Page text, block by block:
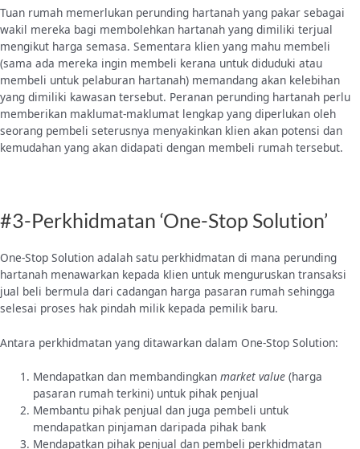
Tuan rumah memerlukan perunding hartanah yang pakar sebagai
wakil mereka bagi membolehkan hartanah yang dimiliki terjual
mengikut harga semasa. Sementara klien yang mahu membeli
(sama ada mereka ingin membeli kerana untuk diduduki atau
membeli untuk pelaburan hartanah) memandang akan kelebihan
yang dimiliki kawasan tersebut. Peranan perunding hartanah perlu
memberikan maklumat-maklumat lengkap yang diperlukan oleh
seorang pembeli seterusnya menyakinkan klien akan potensi dan
kemudahan yang akan didapati dengan membeli rumah tersebut.
#3-Perkhidmatan ‘One-Stop Solution’
One-Stop Solution adalah satu perkhidmatan di mana perunding
hartanah menawarkan kepada klien untuk menguruskan transaksi
jual beli bermula dari cadangan harga pasaran rumah sehingga
selesai proses hak pindah milik kepada pemilik baru.
Antara perkhidmatan yang ditawarkan dalam One-Stop Solution:
Mendapatkan dan membandingkanmarket value (harga
pasaran rumah terkini) untuk pihak penjual
Membantu pihak penjual dan juga pembeli untuk
mendapatkan pinjaman daripada pihak bank
Mendapatkan pihak penjual dan pembeli perkhidmatan